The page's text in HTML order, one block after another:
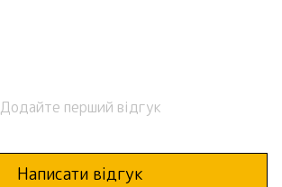
Додайте перший відгук
Написати відгук